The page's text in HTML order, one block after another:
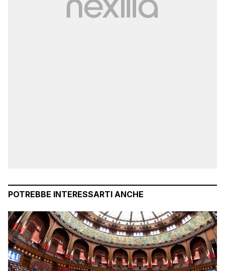
POTREBBE INTERESSARTI ANCHE